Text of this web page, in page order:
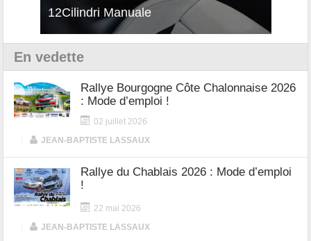
12Cilindri Manuale
En vedette
Rallye Bourgogne Côte Chalonnaise 2026
: Mode d’emploi !
02 juillet 2026
JEAN-BAPTISTE LASSAUX
Rallye du Chablais 2026 : Mode d’emploi
!
22 mai 2026
JEAN-BAPTISTE LASSAUX